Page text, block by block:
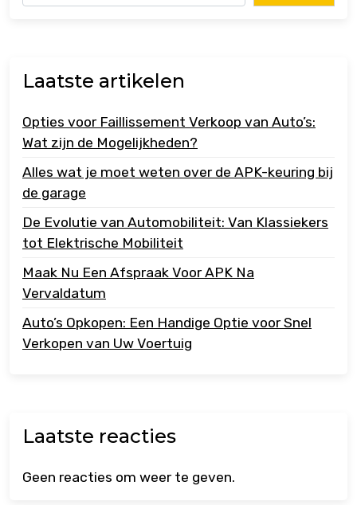
Laatste artikelen
Opties voor Faillissement Verkoop van Auto’s:
Wat zijn de Mogelijkheden?
Alles wat je moet weten over de APK-keuring bij
de garage
De Evolutie van Automobiliteit: Van Klassiekers
tot Elektrische Mobiliteit
Maak Nu Een Afspraak Voor APK Na
Vervaldatum
Auto’s Opkopen: Een Handige Optie voor Snel
Verkopen van Uw Voertuig
Laatste reacties
Geen reacties om weer te geven.